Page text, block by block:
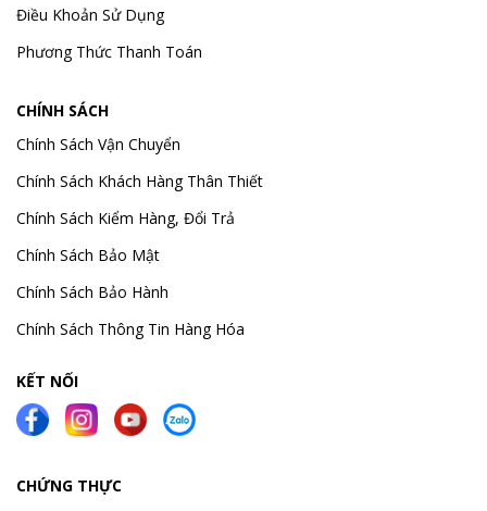
Điều Khoản Sử Dụng
Phương Thức Thanh Toán
CHÍNH SÁCH
Chính Sách Vận Chuyển
Chính Sách Khách Hàng Thân Thiết
Chính Sách Kiểm Hàng, Đổi Trả
Chính Sách Bảo Mật
Chính Sách Bảo Hành
Chính Sách Thông Tin Hàng Hóa
KẾT NỐI
CHỨNG THỰC